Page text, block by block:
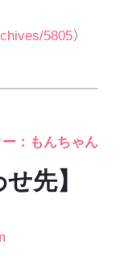
5805〉
：もんちゃん
先】